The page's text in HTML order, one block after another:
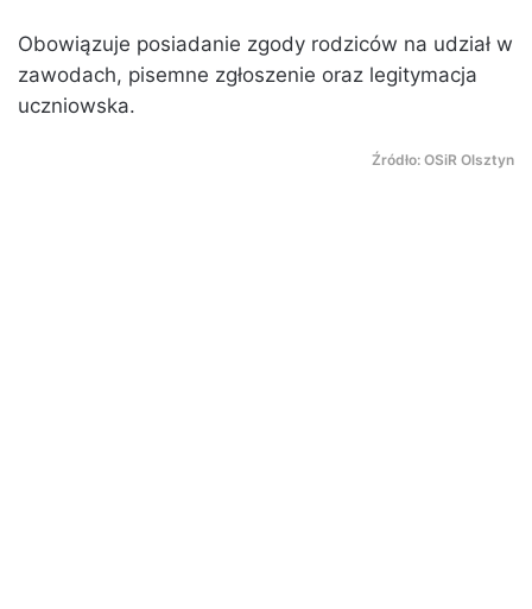
Obowiązuje posiadanie zgody rodziców na udział w
zawodach, pisemne zgłoszenie oraz legitymacja
uczniowska.
Źródło: OSiR Olsztyn